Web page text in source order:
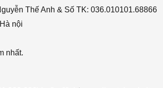
Thế Anh & Số TK: 036.010101.68866
nội
nhất.